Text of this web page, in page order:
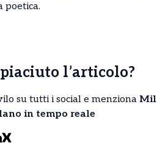
poetica.
l’articolo?
su tutti i social e menziona
in tempo reale